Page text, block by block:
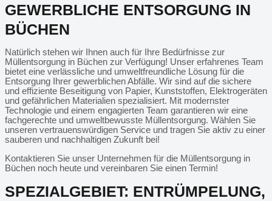
GEWERBLICHE ENTSORGUNG IN
BÜCHEN
Natürlich stehen wir Ihnen auch für Ihre Bedürfnisse zur
Müllentsorgung in Büchen zur Verfügung! Unser erfahrenes Team
bietet eine verlässliche und umweltfreundliche Lösung für die
Entsorgung Ihrer gewerblichen Abfälle. Wir sind auf die sichere
und effiziente Beseitigung von Papier, Kunststoffen, Elektrogeräten
und gefährlichen Materialien spezialisiert. Mit modernster
Technologie und einem engagierten Team garantieren wir eine
fachgerechte und umweltbewusste Müllentsorgung. Wählen Sie
unseren vertrauenswürdigen Service und tragen Sie aktiv zu einer
sauberen und nachhaltigen Zukunft bei!
Kontaktieren Sie unser Unternehmen für die Müllentsorgung in
Büchen noch heute und vereinbaren Sie einen Termin!
SPEZIALGEBIET: ENTRÜMPELUNG,